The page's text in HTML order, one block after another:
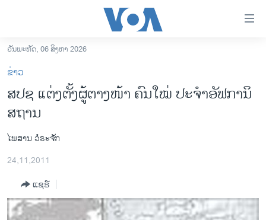
ເຂົ້າ
ຫາ
ຂ້າມ
ຂ້າມ
ຫາ
ຊອກ
ຄົ້ນ
ອາເມຣິກາ
ໂລກ
ເອເຊຍ
ອິດສະຫຼະພາບດ້ານການຂ່າວ
ວັນພະຫັດ, 06 ສິງຫາ 2026
ຂ່າວ
ສປຊ ແຕ່ງຕັ້ງຜູ້ຕາງໜ້າ ຄົນໃໝ່ ປະຈຳອັຟການິ
ສຖານ
ໄພສານ ວໍຣະຈັກ
24,11,2011
ແຊຣ໌